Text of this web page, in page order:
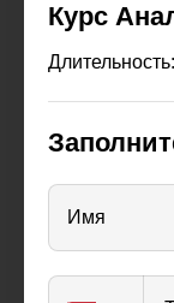
Курс
Имя